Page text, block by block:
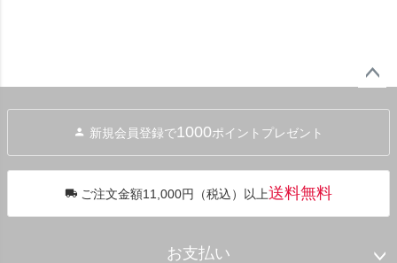
へ
新規会員登録で1000ポイントプレゼント
ご注文金額11,000円（税込）以上送料無料
お支払い